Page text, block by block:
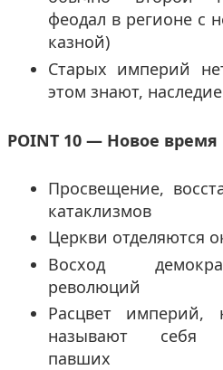
феодал в регионе с
казной)
Старых империй
этом знают,
POINT 10 — Новое время
Просвещение,
катаклизмов
Церкви отделяются
Восход
революций
Расцвет империй,
называют себя
павших